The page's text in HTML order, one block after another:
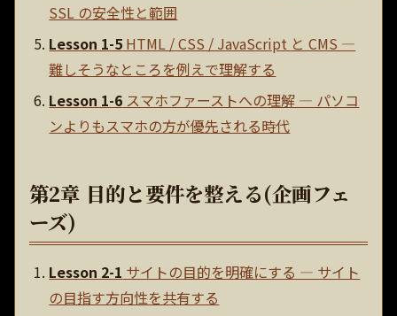
SSL の安全性と範囲
Lesson 1-5 HTML / CSS / JavaScript と CMS —
難しそうなところを例えで理解する
Lesson 1-6 スマホファーストへの理解 — パソコ
ンよりもスマホの方が優先される時代
第2章 目的と要件を整える(企画フェ
ーズ)
Lesson 2-1 サイトの目的を明確にする — サイト
の目指す方向性を共有する